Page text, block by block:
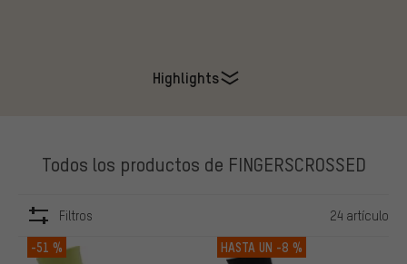
Highlights
Todos los productos de FINGERSCROSSED
Filtros 24 artículo
ARTÍCULOS
-51 % HASTA UN -8 %